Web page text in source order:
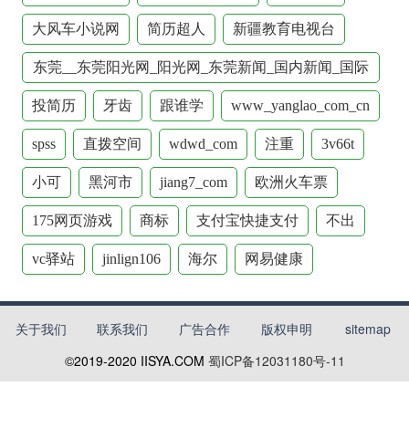
大风车小说网 简历超人 新疆教育电视台
东莞__东莞阳光网_阳光网_东莞新闻_国内新闻_国际
新闻_新闻中心_东莞镇街_网评_社会_专题_图片
投简历 牙齿 跟谁学 www_yanglao_com_cn
spss 直拨空间 wdwd_com 注重 3v66t
小可 黑河市 jiang7_com 欧洲火车票
175网页游戏 商标 支付宝快捷支付 不出
vc驿站 jinlign106 海尔 网易健康
关于我们 联系我们 广告合作 版权申明
sitemap
©2019-2020 IISYA.COM 蜀ICP备12031180号-11